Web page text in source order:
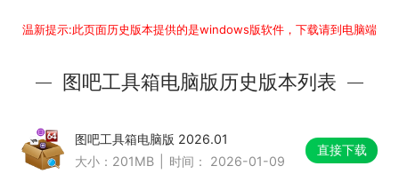
温新提示:此页面历史版本提供的是windows版软件，下载请到电脑端
图吧工具箱电脑版历史版本列表
图吧工具箱电脑版 2026.01
大小：201MB
时间： 2026-01-09
直接下载